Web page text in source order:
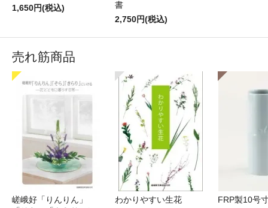
1,650円(税込)
書
2,750円(税込)
売れ筋商品
嵯峨好「りんりん」
わかりやすい生花
FRP製10号